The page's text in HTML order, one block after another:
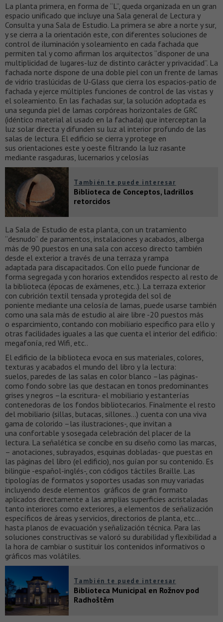
La planta primera, en forma de “L”, queda organizada en un gran
espacio unificado que incluye una Sala general de Lectura y
Consulta y una Sala de Estudio. La primera se abre a norte y sur,
y se cierra a la orientación este, con diferentes soluciones de
control de iluminación y soleamiento en cada fachada que
permiten tal y como afirman los arquitectos “disponer de una
multiplicidad de lugares-luz de distinto carácter y privacidad”. La
fachada norte dispone de una doble piel con un frente de lamas
de vidrio traslúcidas de U-Glass que cierra los espacios-patio de
fachada y ejerce múltiples funciones de control de las vistas y
el soleamiento. En las fachadas sur, la solución adoptada es
una segunda piel de lamas corpóreas horizontales de GRC
(idéntico material al usado en la fachada) que interceptan la
luz solar directa y difunden su luz al interior profundo de las
salas de lectura. El edificio se cierra y protege en
sus orientaciones este y oeste filtrando la luz rasante
mediante rasgaduras, lucernarios y celosías
También te puede interesar
Biblioteca de Conceptos, ladrillos
retorcidos
La Sala de Estudio de esta planta, con un tratamiento
“desnudo” de paramentos, instalaciones y acabados, alberga
más de 90 puestos en una sala con acceso directo también
desde el exterior a través de una terraza y rampa
adaptada para discapacitados. Con ello puede funcionar de
forma segregada y con horarios extendidos respecto al resto de
la biblioteca (épocas de exámenes, etc..). La terraza exterior
con cubrición textil tensada y protegida del sol de
poniente mediante una celosía de lamas, puede usarse también
como una sala más de estudio al aire libre -20 puestos más
o esparcimiento, contando con mobiliario especifico para ello y
otras facilidades iguales a las que cuenta el interior del edificio:
megafonía, red Wifi, etc..
El edificio de la biblioteca evoca en sus materiales, colores,
texturas y acabados el mundo del libro y la lectura:
suelos, paredes de las salas en color blanco –las páginas-
como fondo sobre las que destacan en tonos predominantes
grises y negros –la escritura- el mobiliario y estanterías
contenedoras de los fondos bibliotecarios. Finalmente el resto
del mobiliario (sillas, butacas, sillones…) cuenta con una viva
gama de colorido –las ilustraciones-, que invitan a
una confortable y sosegada celebración del placer de la
lectura. La señalética se concibe en su diseño como las marcas,
– anotaciones, subrayados, esquinas dobladas- que puestas en
las páginas del libro (el edificio), nos guían por su contenido. Es
bilingüe -español-inglés-, con códigos táctiles Braille. Las
tipologías de formatos y soportes usadas son muy variadas
incluyendo desde elementos gráficos de gran formato
aplicados directamente a las amplias superficies acristaladas
tanto interiores como exteriores, a elementos de señalización
específicos de áreas y servicios, directorios de planta, etc…
hasta planos de evacuación y señalización técnica. Para las
soluciones constructivas se valoró su durabilidad y flexibilidad a
la hora de cambiar o sustituir los contenidos informativos o
gráficos mas volátiles.
También te puede interesar
Biblioteca Municipal en Rožnov pod
Radhoštěm